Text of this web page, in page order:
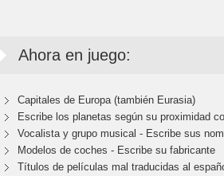
Ahora en juego:
Capitales de Europa (también Eurasia)
Escribe los planetas según su proximidad
Vocalista y grupo musical - Escribe sus
Modelos de coches - Escribe su fabricante
Títulos de películas mal traducidas al